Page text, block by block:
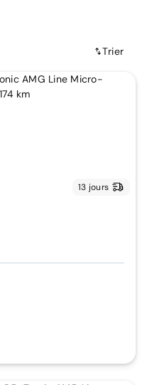
Trier
13 jours